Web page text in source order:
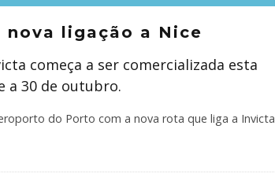
nova ligação a Nice
começa a ser comercializada esta
a 30 de outubro.
do Porto com a nova rota que liga a Invicta